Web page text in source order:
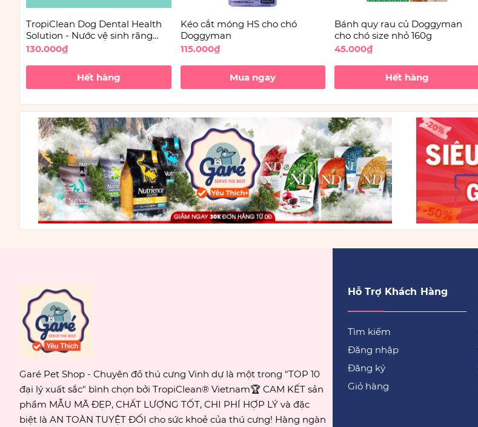
TropiClean Dog Dental Health
Solution - Nước vệ sinh răng
miệng cho Chó không vị
130.000₫
Hết hàng
Kéo cắt móng HS cho chó
Doggyman
115.000₫
Mua ngay
Bánh quy rau củ Doggyman
cho chó size nhỏ 160g
45.000₫
Hết hàng
Garé Pet Shop - Chuyên đồ thú cưng Vinh dự là một trong "TOP 10
đại lý xuất sắc" bình chọn bởi TropiClean® Vietnam🏆 CAM KẾT sản
phẩm MẪU MÃ ĐẸP, CHẤT LƯỢNG TỐT, CHI PHÍ HỢP LÝ và đặc
biệt là AN TOÀN TUYỆT ĐỐI cho sức khoẻ của thú cưng! Hàng ngàn
Hỗ Trợ Khách Hàng
Tìm kiếm
Đăng nhập
Đăng ký
Giỏ hàng